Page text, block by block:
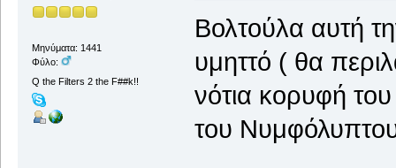
Μηνύματα: 1441
Φύλο:
Q the Filters 2 the F##k!!
Βολτούλα αυτή
υμηττό ( θα
νότια κορυφή
του